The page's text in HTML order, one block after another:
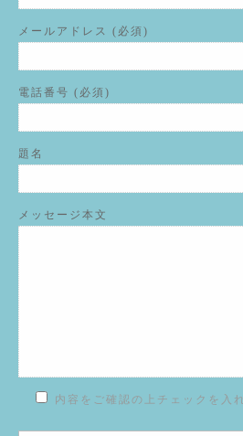
メールアドレス (必須)
電話番号 (必須)
題名
メッセージ本文
内容をご確認の上チェックを入